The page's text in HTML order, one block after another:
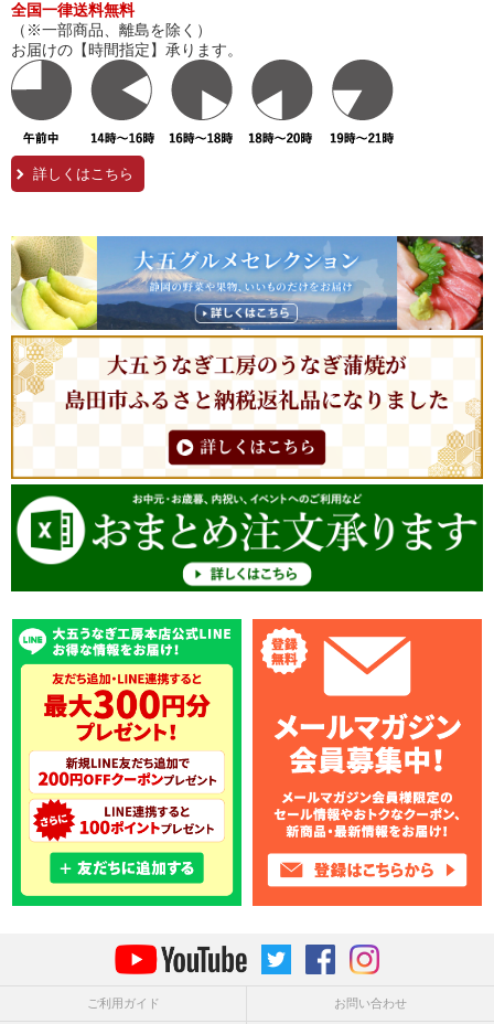
全国一律送料無料
（※一部商品、離島を除く）
お届けの【時間指定】承ります。
詳しくはこちら
ご利用ガイド お問い合わせ